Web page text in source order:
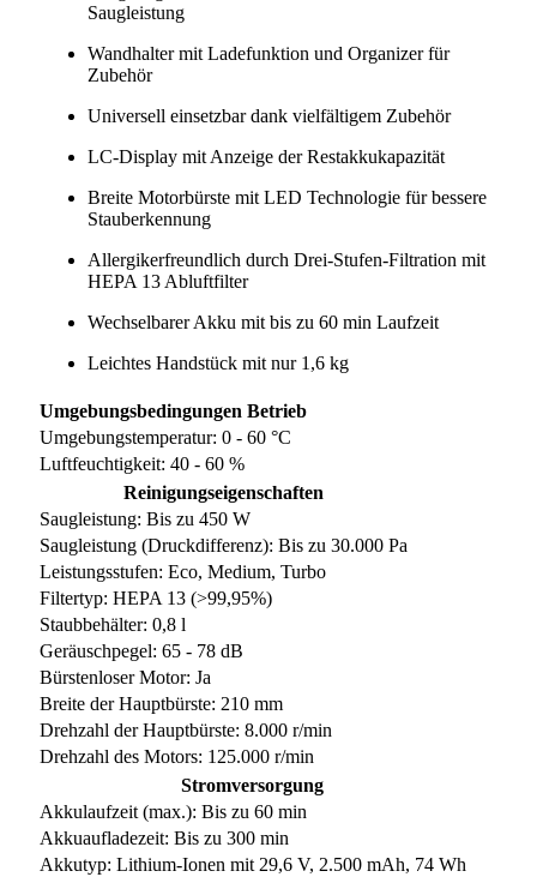
Saugleistung
Wandhalter mit Ladefunktion und Organizer für
Zubehör
Universell einsetzbar dank vielfältigem Zubehör
LC-Display mit Anzeige der Restakkukapazität
Breite Motorbürste mit LED Technologie für bessere
Stauberkennung
Allergikerfreundlich durch Drei-Stufen-Filtration mit
HEPA 13 Abluftfilter
Wechselbarer Akku mit bis zu 60 min Laufzeit
Leichtes Handstück mit nur 1,6 kg
Umgebungsbedingungen Betrieb
Umgebungstemperatur: 0 - 60 °C
Luftfeuchtigkeit: 40 - 60 %
Reinigungseigenschaften
Saugleistung: Bis zu 450 W
Saugleistung (Druckdifferenz): Bis zu 30.000 Pa
Leistungsstufen: Eco, Medium, Turbo
Filtertyp: HEPA 13 (>99,95%)
Staubbehälter: 0,8 l
Geräuschpegel: 65 - 78 dB
Bürstenloser Motor: Ja
Breite der Hauptbürste: 210 mm
Drehzahl der Hauptbürste: 8.000 r/min
Drehzahl des Motors: 125.000 r/min
Stromversorgung
Akkulaufzeit (max.): Bis zu 60 min
Akkuaufladezeit: Bis zu 300 min
Akkutyp: Lithium-Ionen mit 29,6 V, 2.500 mAh, 74 Wh